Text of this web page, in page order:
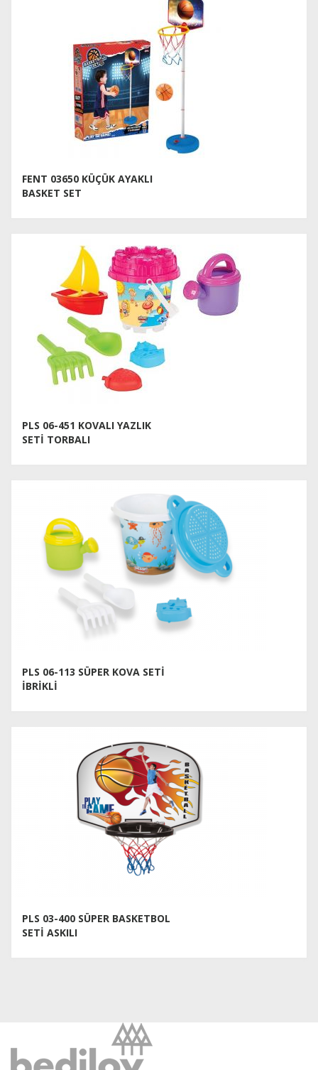
FENT 03650 KÜÇÜK AYAKLI
BASKET SET
PLS 06-451 KOVALI YAZLIK
SETİ TORBALI
PLS 06-113 SÜPER KOVA SETİ
İBRİKLİ
PLS 03-400 SÜPER BASKETBOL
SETİ ASKILI